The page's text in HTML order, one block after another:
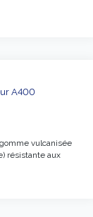
A400
vulcanisée
résistante aux